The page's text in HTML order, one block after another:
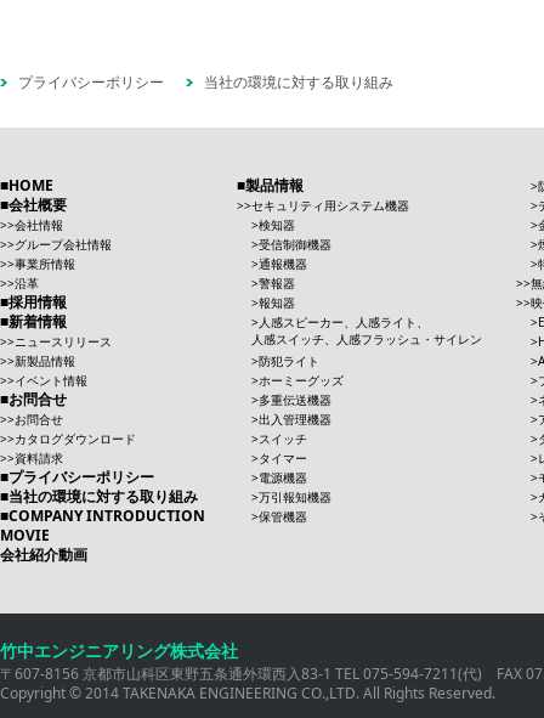
プライバシーポリシー 当社の環境に対する取り組み
HOME
会社概要
会社情報
グループ会社情報
事業所情報
沿革
採用情報
新着情報
ニュースリリース
新製品情報
イベント情報
お問合せ
お問合せ
カタログダウンロード
資料請求
プライバシーポリシー
当社の環境に対する取り組み
COMPANY INTRODUCTION
MOVIE
会社紹介動画
製品情報
セキュリティ用システム機器
検知器
受信制御機器
通報機器
警報器
報知器
人感スピーカー、人感ライト、
人感スイッチ、人感フラッシュ・サイレン
防犯ライト
ホーミーグッズ
多重伝送機器
出入管理機器
スイッチ
タイマー
電源機器
万引報知機器
保管機器
竹中エンジニアリング株式会社
〒607-8156 京都市山科区東野五条通外環西入83-1 TEL 075-594-7211(代) FAX
Copyright © 2014 TAKENAKA ENGINEERING CO.,LTD. All Rights Reserved.